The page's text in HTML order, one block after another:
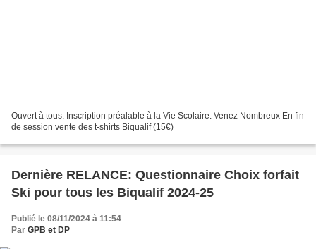
Ouvert à tous. Inscription préalable à la Vie Scolaire. Venez Nombreux En fin
de session vente des t-shirts Biqualif (15€)
Dernière RELANCE: Questionnaire Choix forfait
Ski pour tous les Biqualif 2024-25
Publié le 08/11/2024 à 11:54
Par GPB et DP